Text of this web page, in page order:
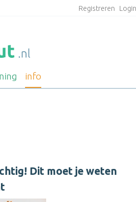
Registreren
info
Dit moet je weten